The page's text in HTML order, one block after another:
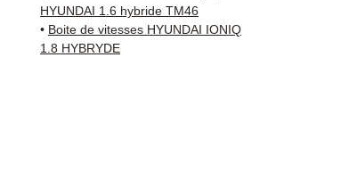
HYUNDAI 1.6 hybride TM46
• Boite de vitesses HYUNDAI IONIQ
1.8 HYBRYDE